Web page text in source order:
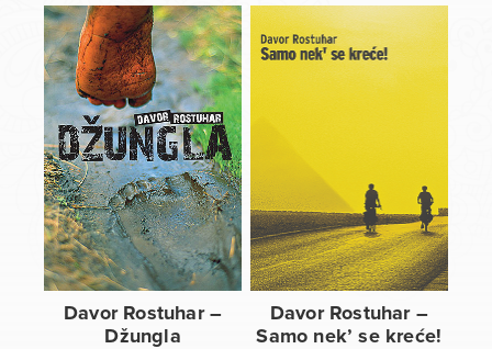
Davor Rostuhar –
Džungla
Davor Rostuhar –
Samo nek’ se kreće!